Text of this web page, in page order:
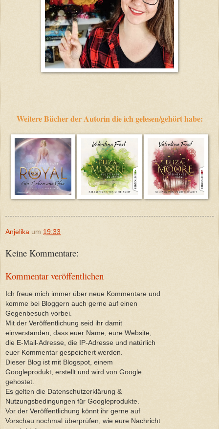
Weitere Bücher der Autorin die ich gelesen/gehört habe:
Anjelika um 19:33
Keine Kommentare:
Kommentar veröffentlichen
Ich freue mich immer über neue Kommentare und
komme bei Bloggern auch gerne auf einen
Gegenbesuch vorbei.
Mit der Veröffentlichung seid ihr damit
einverstanden, dass euer Name, eure Website,
die E-Mail-Adresse, die IP-Adresse und natürlich
euer Kommentar gespeichert werden.
Dieser Blog ist mit Blogspot, einem
Googleprodukt, erstellt und wird von Google
gehostet.
Es gelten die Datenschutzerklärung &
Nutzungsbedingungen für Googleprodukte.
Vor der Veröffentlichung könnt ihr gerne auf
Vorschau nochmal überprüfen, wie eure Nachricht